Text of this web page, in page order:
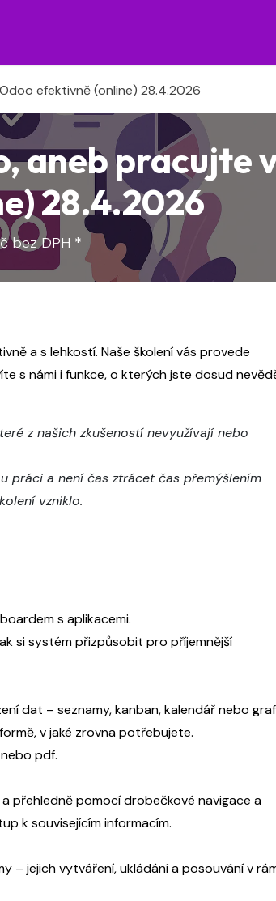
efektivně (online) 28.4.2026
aneb pracujte
28.4.2026
bez DPH *
a s lehkostí. Naše školení vás provede
s námi i funkce, o kterých jste dosud
z našich zkušeností nevyužívají nebo
práci a není čas ztrácet čas přemýšlením
vzniklo.
s aplikacemi.
si systém přizpůsobit pro příjemnější
dat – seznamy, kanban, kalendář nebo
v jaké zrovna potřebujete.
pdf.
přehledně pomocí drobečkové navigace a
k souvisejícím informacím.
– jejich vytváření, ukládání a posouvání v